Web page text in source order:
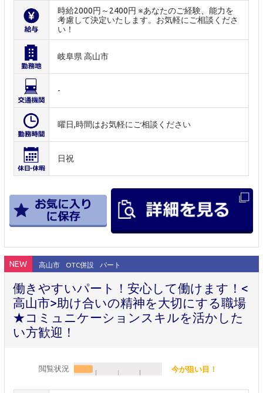
時給2000円～2400円 ※あなたのご経験、能力を
考慮して決定いたします。お気軽にご相談くださ
い！
岐阜県 高山市
-
曜日,時間はお気軽にご相談ください
日祝
NEW 高山市 OTC併設 パート
働きやすいパート！安心して働けます！<
高山市>助け合いの精神を大切にする職場
★コミュニケーションスキルを活かした
い方歓迎！
閲覧状況 今が狙い目！